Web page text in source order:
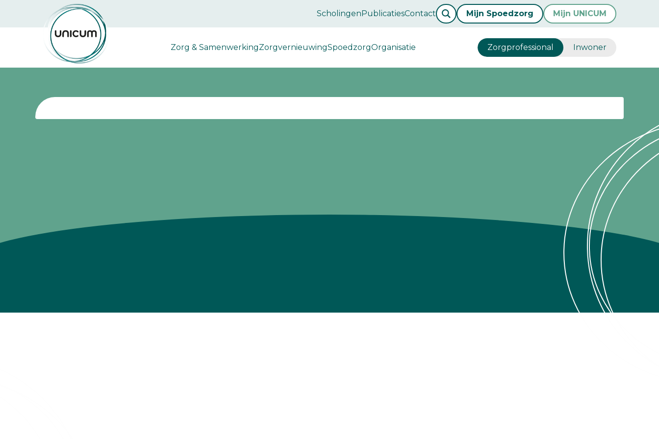
ScholingenPublicatiesContact Mijn Spoedzorg Mijn UNICUM
Zorg & SamenwerkingZorgvernieuwingSpoedzorgOrganisatie Zorgprofessional Inwoner